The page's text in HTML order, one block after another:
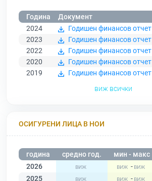
Година
Документ
2024
Годишен финансов отчет
2023
Годишен финансов отчет
2022
Годишен финансов отчет
2020
Годишен финансов отчет
2019
Годишен финансов отчет
виж всички
ОСИГУРЕНИ ЛИЦА В НОИ
година средно год. мин - макс
2026
-
2025
-